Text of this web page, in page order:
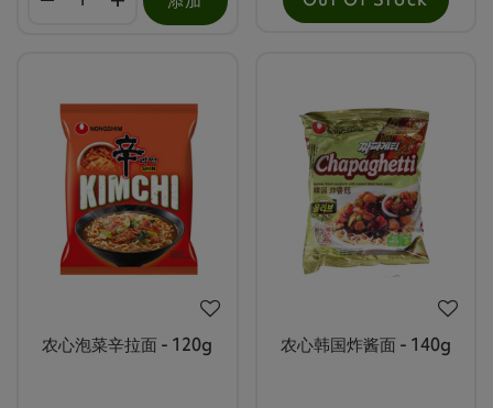
农心泡菜辛拉面 - 120g 农心韩国炸酱面 - 140g